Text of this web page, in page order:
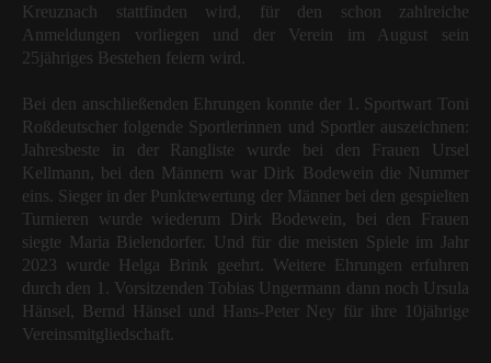
Kreuznach stattfinden wird, für den schon zahlreiche
Anmeldungen vorliegen und der Verein im August sein
25jähriges Bestehen feiern wird.
Bei den anschließenden Ehrungen konnte der 1. Sportwart Toni
Roßdeutscher folgende Sportlerinnen und Sportler auszeichnen:
Jahresbeste in der Rangliste wurde bei den Frauen Ursel
Kellmann, bei den Männern war Dirk Bodewein die Nummer
eins. Sieger in der Punktewertung der Männer bei den gespielten
Turnieren wurde wiederum Dirk Bodewein, bei den Frauen
siegte Maria Bielendorfer. Und für die meisten Spiele im Jahr
2023 wurde Helga Brink geehrt. Weitere Ehrungen erfuhren
durch den 1. Vorsitzenden Tobias Ungermann dann noch Ursula
Hänsel, Bernd Hänsel und Hans-Peter Ney für ihre 10jährige
Vereinsmitgliedschaft.